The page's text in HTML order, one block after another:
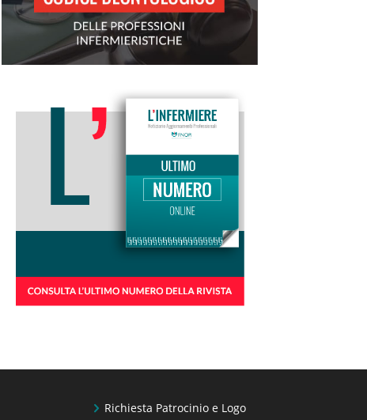
Richiesta Patrocinio e Logo